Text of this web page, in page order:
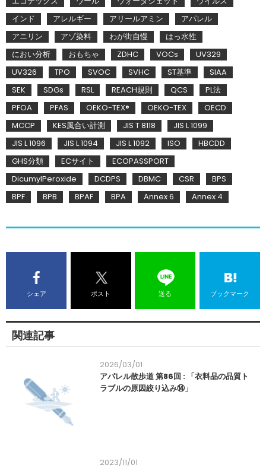
インド
アレルギー アリールアミン
アパレル
アニリン
アゾ染料 わが街自慢
はっ水性
におい分析
おもちゃ ZDHC VOCs
UV329
UV326
TPO SVOC SVHC ST基準
SIAA
SEK
SDGs RSL REACH規則 QCS
PL法
PFOA
PFAS OEKO-TEX® OEKO-TEX
OECD
MCCP
KES風合い計測 JIS T 8118
JIS L 1099
JIS L 1096
JIS L 1094 JIS L 1092 ISO
HBCDD
GHS分類
ECサイト
ECOPASSPORT
DicumylPeroxide
DCDPS DBMC CSR
BPS
BPF
BPB BPAF BPA Annex 6 Annex 4
シェア ポスト 送る ブックマーク
関連記事
2026/03/01
アパレル散歩道 第86回 : 「衣料品の品質ト
ラブルの原因絞り込み⑭」
2023/11/01